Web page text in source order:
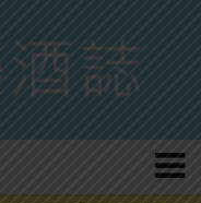
萬眾敲碗如期回歸！SUNMAI金色三麥3度攜手花蓮瓜農品牌「阿強西瓜」